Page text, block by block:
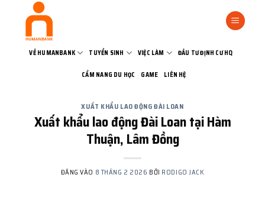
VỀ HUMANBANK TUYỂN SINH VIỆC LÀM ĐẦU TƯ ĐỊNH CƯ HQ
CẨM NANG DU HỌC GAME LIÊN HỆ
XUẤT KHẨU LAO ĐỘNG ĐÀI LOAN
Xuất khẩu lao động Đài Loan tại Hàm
Thuận, Lâm Đồng
ĐĂNG VÀO 8 THÁNG 2 2026 BỞI RODIGO JACK